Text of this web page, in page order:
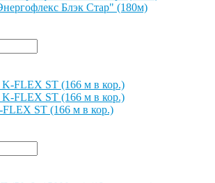
Блэк Стар" (180м)
ST (166 м в кор.)